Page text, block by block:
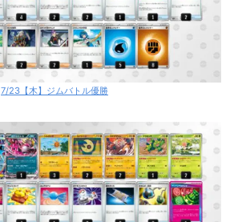
7/23【木】ジムバトル優勝